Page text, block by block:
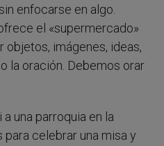
enfocarse en algo.
el «supermercado»
objetos, imágenes, ideas,
la oración. Debemos orar
una parroquia en la
celebrar una misa y